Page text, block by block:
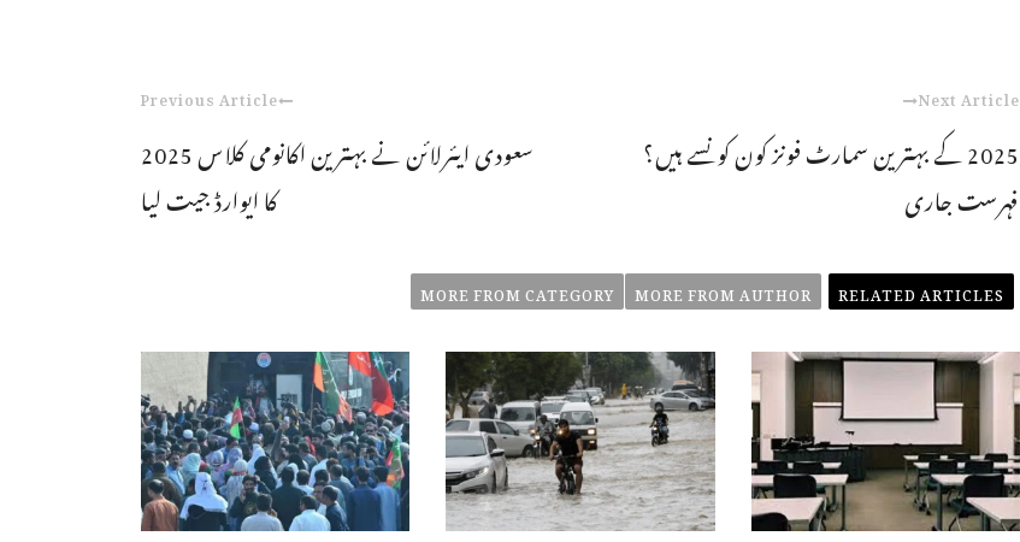
Previous Article
سعودی ایئرلائن نے بہترین اکانومی کلاس 2025
کا ایوارڈ جیت لیا
Next Article
2025 کے بہترین سمارٹ فونز کون کونسے ہیں؟
فہرست جاری
RELATED ARTICLES
MORE FROM AUTHOR
MORE FROM CATEGORY